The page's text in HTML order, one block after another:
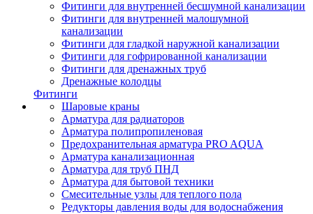
Фитинги для внутренней бесшумной канализации
Фитинги для внутренней малошумной
канализации
Фитинги для гладкой наружной канализации
Фитинги для гофрированной канализации
Фитинги для дренажных труб
Дренажные колодцы
Фитинги
Шаровые краны
Арматура для радиаторов
Арматура полипропиленовая
Предохранительная арматура PRO AQUA
Арматура канализационная
Арматура для труб ПНД
Арматура для бытовой техники
Смесительные узлы для теплого пола
Редукторы давления воды для водоснабжения